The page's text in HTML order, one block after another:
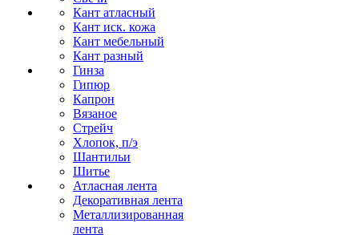
Кант атласный
Кант иск. кожа
Кант мебельный
Кант разный
Гинза
Гипюр
Капрон
Вязаное
Стрейч
Хлопок, п/э
Шантильи
Шитье
Атласная лента
Декоративная лента
Металлизированная
лента